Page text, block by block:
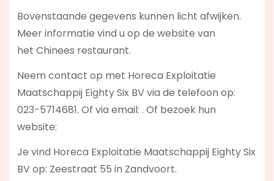
Bovenstaande gegevens kunnen licht afwijken.
Meer informatie vind u op de website van
het Chinees restaurant.
Neem contact op met Horeca Exploitatie
Maatschappij Eighty Six BV via de telefoon op:
023-5714681. Of via email: . Of bezoek hun
website:
Je vind Horeca Exploitatie Maatschappij Eighty Six
BV op: Zeestraat 55 in Zandvoort.